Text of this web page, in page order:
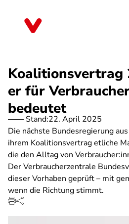
Koalitionsvertrag
er für
bedeutet
Stand:22. April 2025
Die nächste Bundesregierung
ihrem Koalitionsvertrag etliche
die den Alltag von
Der Verbraucherzentrale
dieser Vorhaben geprüft – mit
wenn die Richtung stimmt.